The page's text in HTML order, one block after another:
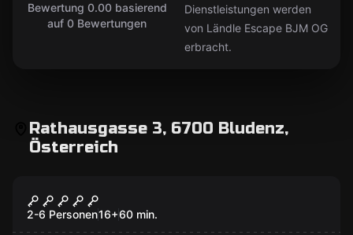
Bewertung 0.00 basierend
auf 0 Bewertungen
Dienstleistungen werden
von Ländle Escape BJM OG
erbracht.
Rathausgasse 3, 6700 Bludenz,
Österreich
MethLab
2-6 Personen16+60 min.